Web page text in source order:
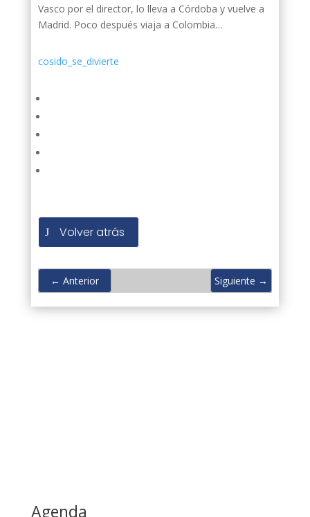
Vasco por el director, lo lleva a Córdoba y vuelve a
Madrid. Poco después viaja a Colombia…
cosido_se_divierte
Volver atrás
← Anterior Siguiente →
Agenda